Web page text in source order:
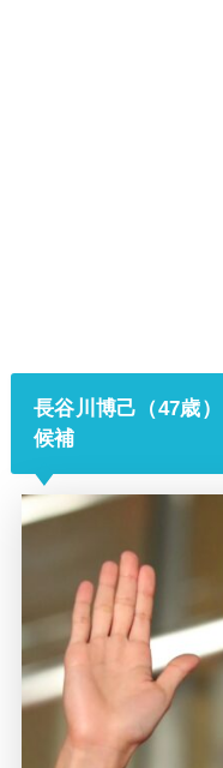
長谷川博己（47歳
候補